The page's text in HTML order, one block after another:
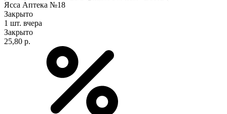
Ясса Аптека №18
Закрыто
1 шт. вчера
Закрыто
25,80 р.